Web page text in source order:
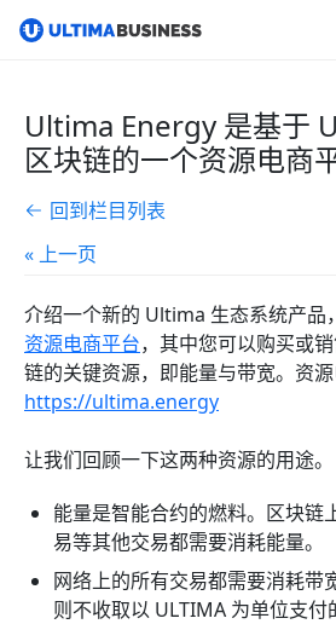
Ultima Energy 是基于
区块链的一个资源电商
回到栏目列表
« 上一页
介绍一个新的 Ultima 生态系统产品
资源电商平台，其中您可以购买或
链的关键资源，即能量与带宽。 资
https://ultima.energy
让我们回顾一下这两种资源的用途。
能量是智能合约的燃料。区块链
易等其他交易都需要消耗能量。
网络上的所有交易都需要消耗带
则不收取以 ULTIMA 为单位支付